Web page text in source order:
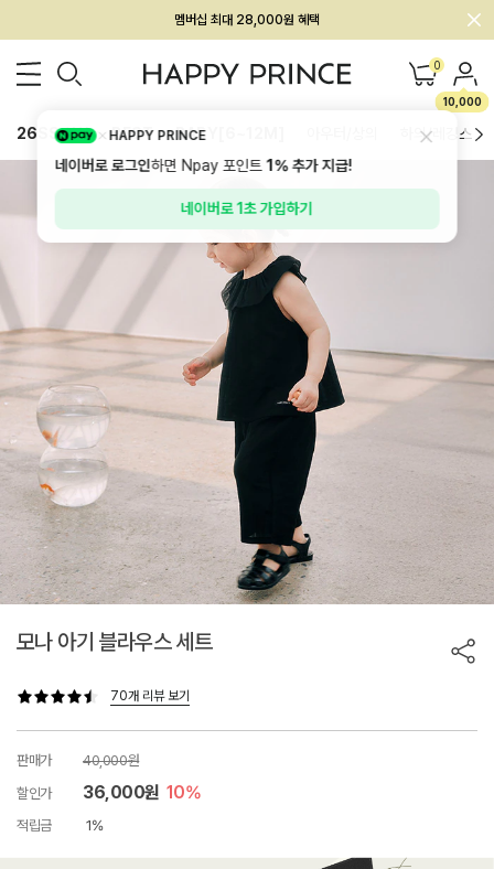
회원전용 아울렛, 가입하면 ~60% 할인!
멤버십 최대 28,000원 혜택 0
10,000
26SS 신상 BEST BABY[6~12M] 하의/레깅스
모나 아기 블라우스 세트
70개 리뷰 보기
판매가
40,000원
할인가
36,000원 10%
적립금 1%
HAPPY PRINCE
네이버로 로그인하면 Npay 포인트1%추가 지급!
네이버로 1초 가입하기